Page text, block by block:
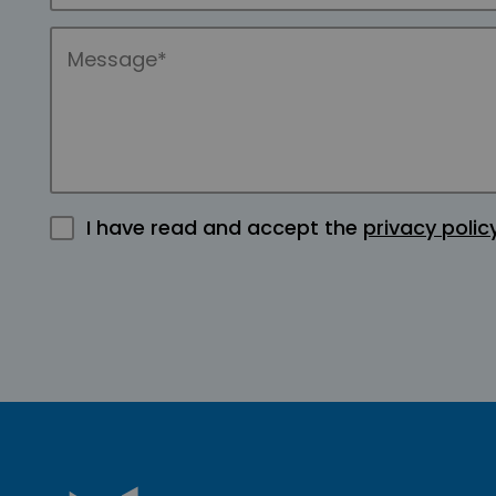
I have read and accept the privacy